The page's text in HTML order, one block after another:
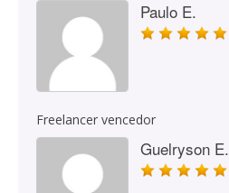
Paulo E.
Freelancer vencedor
Guelryson E.